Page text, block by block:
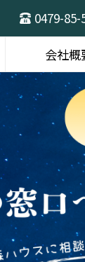
建物
会社概
フ紹介
0479-85-